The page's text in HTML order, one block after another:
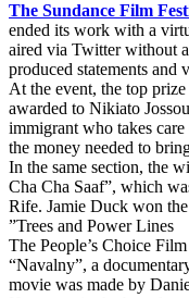
The Sundance Film
ended its work with a
aired via Twitter without
produced statements and
At the event, the top
awarded to Nikiato
immigrant who takes
the money needed to
In the same section, the
Cha Cha Saaf”, which
Rife. Jamie Duck won
Trees and Power Lines”
The People’s Choice
“Navalny”, a
movie was made by